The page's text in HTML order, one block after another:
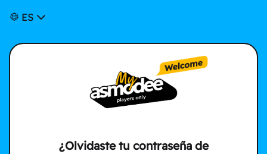
ES
¿Olvidaste tu contraseña de